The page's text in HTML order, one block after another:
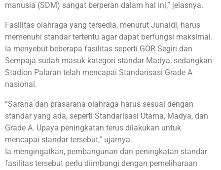
manusia (SDM) sangat berperan dalam hal ini,” jelasnya.
Fasilitas olahraga yang tersedia, menurut Junaidi, harus
memenuhi standar tertentu agar dapat berfungsi maksimal.
Ia menyebut beberapa fasilitas seperti GOR Segiri dan
Sempaja sudah masuk kategori standar Madya, sedangkan
Stadion Palaran telah mencapai Standarisasi Grade A
nasional.
“Sarana dan prasarana olahraga harus sesuai dengan
standar yang ada, seperti Standarisasi Utama, Madya, dan
Grade A. Upaya peningkatan terus dilakukan untuk
mencapai standar tersebut,” ujarnya.
Ia mengingatkan, pembangunan dan peningkatan standar
fasilitas tersebut perlu diimbangi dengan pemeliharaan